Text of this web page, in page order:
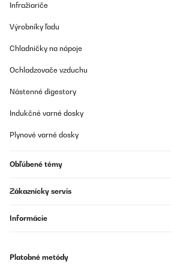
Infražiariče
Výrobníky ľadu
Chladničky na nápoje
Ochladzovače vzduchu
Nástenné digestory
Indukčné varné dosky
Plynové varné dosky
Obľúbené témy
Zákaznícky servis
Informácie
Platobné metódy